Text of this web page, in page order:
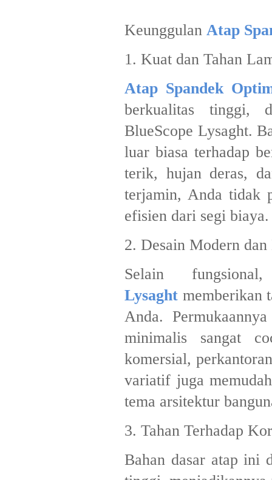
Keunggulan Atap
1. Kuat dan Tahan
Atap Spandek
berkualitas tinggi,
BlueScope Lysaght.
luar biasa terhadap
terik, hujan deras,
terjamin, Anda tidak
efisien dari segi biaya.
2. Desain Modern
Selain
Lysaght memberikan
Anda.
minimalis sangat
komersial,
variatif juga
tema arsitektur
3. Tahan Terhadap
Bahan dasar atap ini